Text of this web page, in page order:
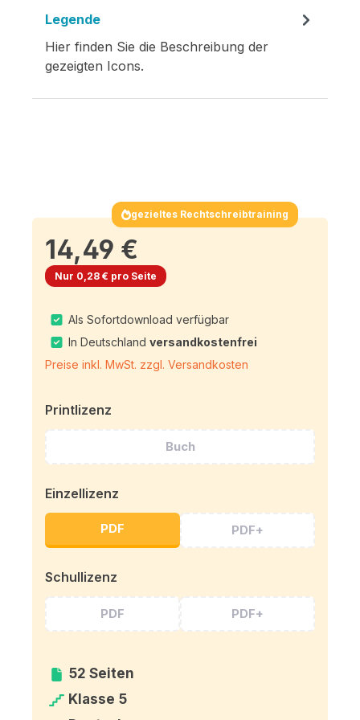
Legende
Hier finden Sie die Beschreibung der
gezeigten Icons.
gezieltes Rechtschreibtraining
14,49 €
Nur 0,28 € pro Seite
Als Sofortdownload verfügbar
In Deutschlandversandkostenfrei
Preise inkl. MwSt. zzgl. Versandkosten
Printlizenz
Buch
Einzellizenz
PDF PDF+
Schullizenz
PDF PDF+
52 Seiten
Klasse 5